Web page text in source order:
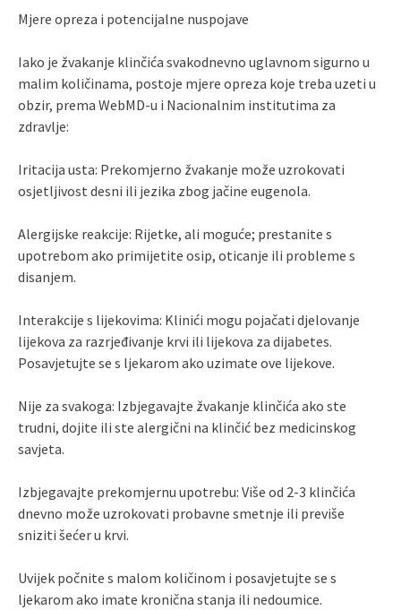
Mjere opreza i potencijalne nuspojave
Iako je žvakanje klinčića svakodnevno uglavnom sigurno u
malim količinama, postoje mjere opreza koje treba uzeti u
obzir, prema WebMD-u i Nacionalnim institutima za
zdravlje:
Iritacija usta: Prekomjerno žvakanje može uzrokovati
osjetljivost desni ili jezika zbog jačine eugenola.
Alergijske reakcije: Rijetke, ali moguće; prestanite s
upotrebom ako primijetite osip, oticanje ili probleme s
disanjem.
Interakcije s lijekovima: Klinići mogu pojačati djelovanje
lijekova za razrjeđivanje krvi ili lijekova za dijabetes.
Posavjetujte se s ljekarom ako uzimate ove lijekove.
Nije za svakoga: Izbjegavajte žvakanje klinčića ako ste
trudni, dojite ili ste alergični na klinčić bez medicinskog
savjeta.
Izbjegavajte prekomjernu upotrebu: Više od 2-3 klinčića
dnevno može uzrokovati probavne smetnje ili previše
sniziti šećer u krvi.
Uvijek počnite s malom količinom i posavjetujte se s
ljekarom ako imate kronična stanja ili nedoumice.